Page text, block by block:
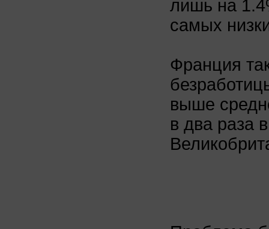
лишь на
самых
Франция
выше
в два раза